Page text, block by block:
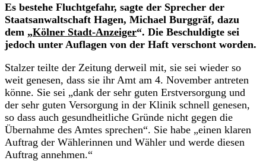
Es bestehe Fluchtgefahr, sagte der Sprecher der
Staatsanwaltschaft Hagen, Michael Burggräf, dazu
dem „Kölner Stadt-Anzeiger“. Die Beschuldigte sei
jedoch unter Auflagen von der Haft verschont worden.
Stalzer teilte der Zeitung derweil mit, sie sei wieder so
weit genesen, dass sie ihr Amt am 4. November antreten
könne. Sie sei „dank der sehr guten Erstversorgung und
der sehr guten Versorgung in der Klinik schnell genesen,
so dass auch gesundheitliche Gründe nicht gegen die
Übernahme des Amtes sprechen“. Sie habe „einen klaren
Auftrag der Wählerinnen und Wähler und werde diesen
Auftrag annehmen.“